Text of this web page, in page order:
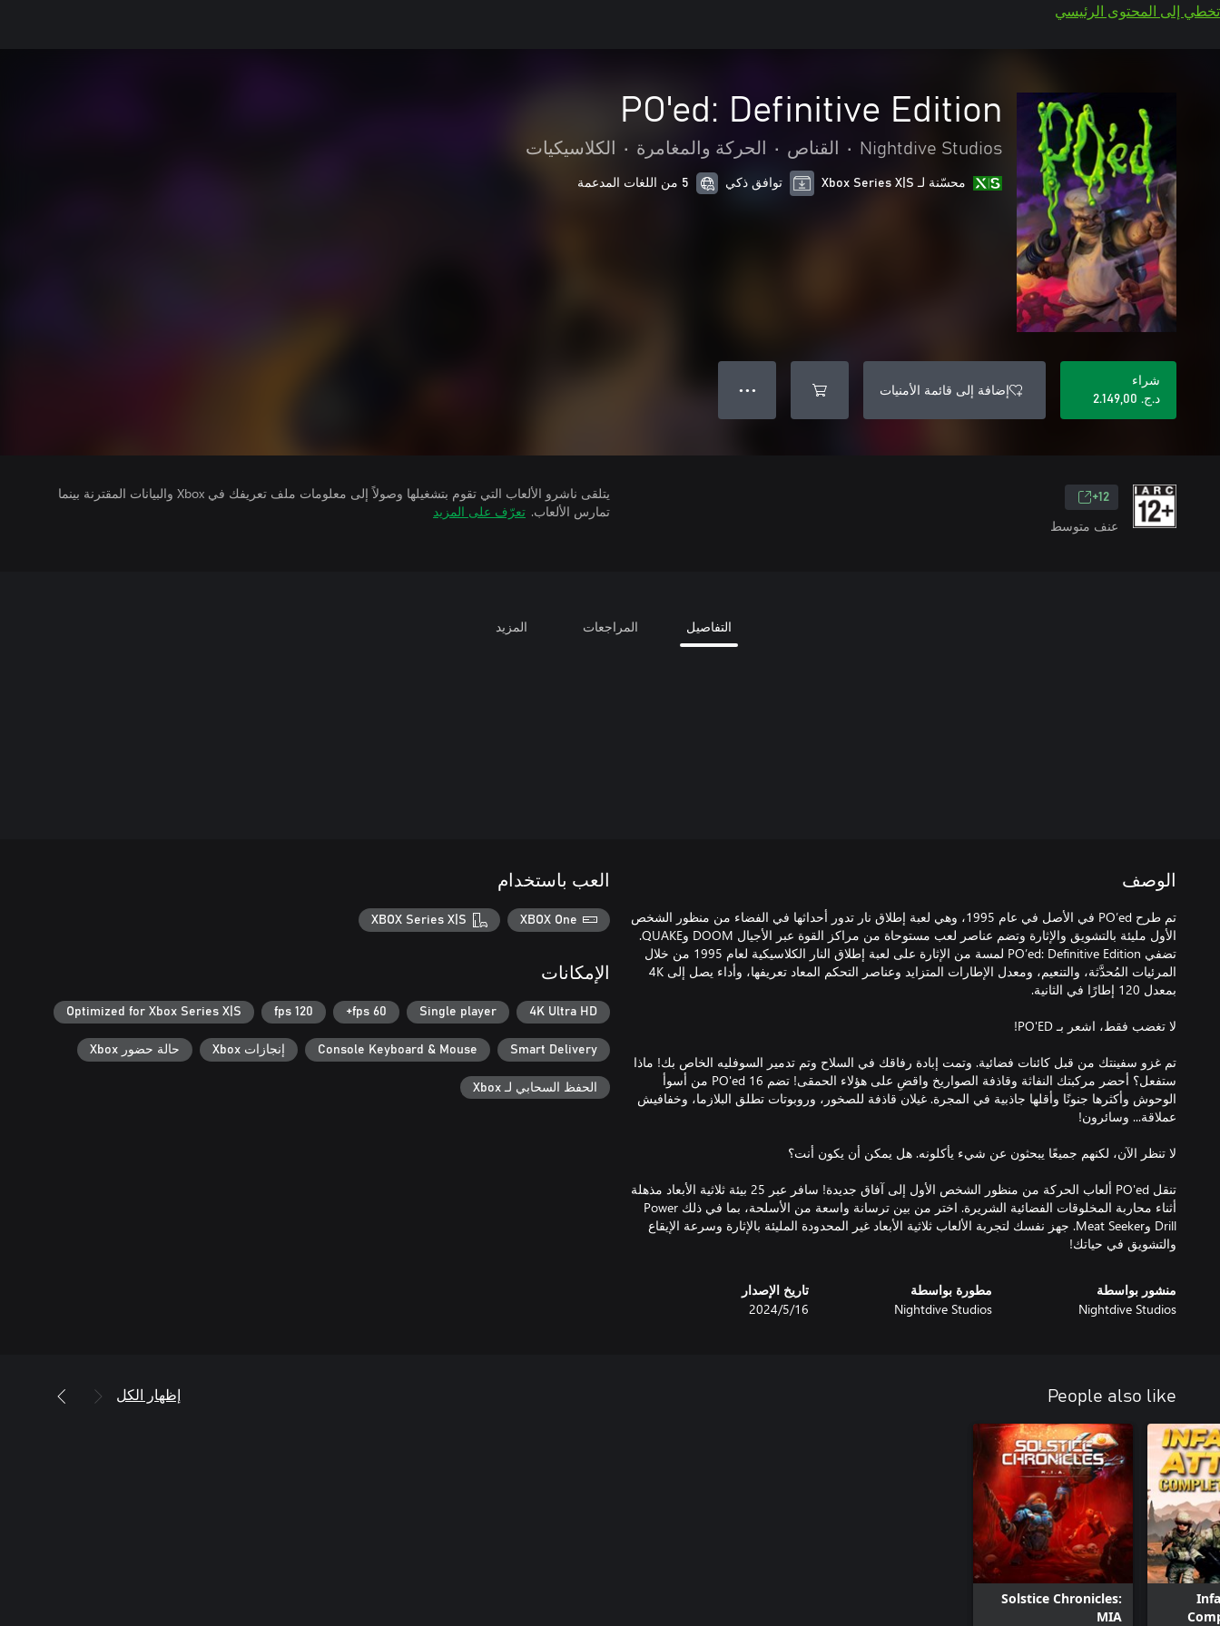
تخطي إلى المحتوى الرئيسي
PO'ed: Definitive Edition
Nightdive Studios
• القناص • الحركة والمغامرة • الكلاسيكيات
محسّنة لـ Xbox Series X|S توافق ذكي 5 من اللغات المدعمة
شراء
د.ج.‏ 2.149,00
إضافة إلى قائمة الأمنيات ● ● ●
12+
عنف متوسط
يتلقى ناشرو الألعاب التي تقوم بتشغيلها وصولاً إلى معلومات ملف تعريفك في Xbox والبيانات المقترنة بينما
تمارس الألعاب. تعرّف على المزيد
التفاصيل المراجعات المزيد
الوصف
تم طرح PO’ed في الأصل في عام 1995، وهي لعبة إطلاق نار تدور أحداثها في الفضاء من منظور الشخص
الأول مليئة بالتشويق والإثارة وتضم عناصر لعب مستوحاة من مراكز القوة عبر الأجيال DOOM وQUAKE.
تضفي PO’ed: Definitive Edition لمسة من الإثارة على لعبة إطلاق النار الكلاسيكية لعام 1995 من خلال
المرئيات المُحدَّثة، والتنعيم، ومعدل الإطارات المتزايد وعناصر التحكم المعاد تعريفها، وأداء يصل إلى 4K
تم غزو سفينتك من قبل كائنات فضائية. وتمت إبادة رفاقك في السلاح وتم تدمير السوفليه الخاص بك! ماذا
ستفعل؟ أحضر مركبتك النفاثة وقاذفة الصواريخ واقضِ على هؤلاء الحمقى! تضم PO'ed 16 من أسوأ
الوحوش وأكثرها جنونًا وأقلها جاذبية في المجرة. غيلان قاذفة للصخور، وروبوتات تطلق البلازما، وخفافيش
تنقل PO'ed ألعاب الحركة من منظور الشخص الأول إلى آفاق جديدة! سافر عبر 25 بيئة ثلاثية الأبعاد مذهلة
أثناء محاربة المخلوقات الفضائية الشريرة. اختر من بين ترسانة واسعة من الأسلحة، بما في ذلك Power
Drill وMeat Seeker. جهز نفسك لتجربة الألعاب ثلاثية الأبعاد غير المحدودة المليئة بالإثارة وسرعة الإيقاع
والتشويق في حياتك!
منشور بواسطة
Nightdive Studios
مطورة بواسطة
Nightdive Studios
تاريخ الإصدار
16‏/5‏/2024
العب باستخدام
XBOX One
XBOX Series X|S
الإمكانات
4K Ultra HD
Single player
60 fps+
120 fps
Optimized for Xbox Series X|S
Smart Delivery
Console Keyboard & Mouse إنجازات Xbox حالة حضور Xbox
الحفظ السحابي لـ Xbox
People also like إظهار الكل
Solstice Chronicles:
MIA